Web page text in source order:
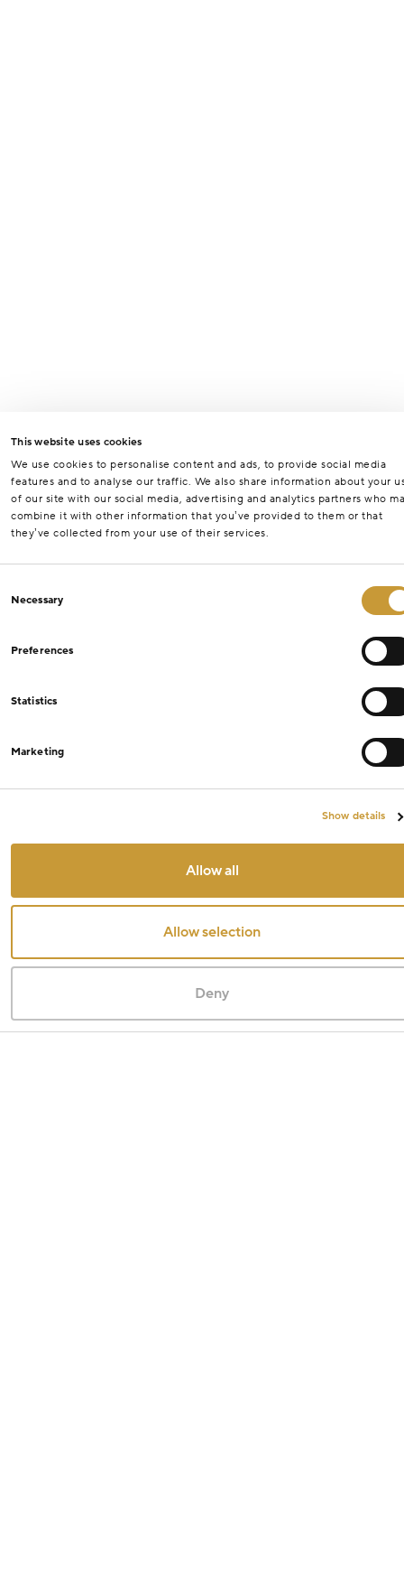
This website uses cookies
We use cookies to personalise content and ads, to provide social media
features and to analyse our traffic. We also share information about your
of our site with our social media, advertising and analytics partners who
combine it with other information that you’ve provided to them or that
they’ve collected from your use of their services.
Selection
Necessary
Preferences
Statistics
Marketing
Show details
Allow all
Allow selection
Deny